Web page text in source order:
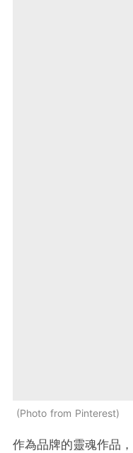
Photo from Pinterest
作為品牌的靈魂作品，